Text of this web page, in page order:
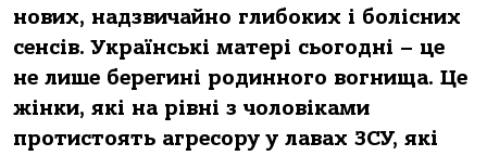
нових, надзвичайно глибоких і болісних
сенсів. Українські матері сьогодні – це
не лише берегині родинного вогнища. Це
жінки, які на рівні з чоловіками
протистоять агресору у лавах ЗСУ, які